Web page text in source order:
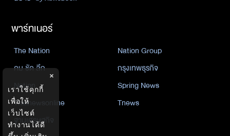
พาร์ทเนอร์
The Nation
Nation Group
คม ชัด ลึก
กรุงเทพธุรกิจ
Nation
Spring News
Thainewsonline
Tnews
ฐานเศรษฐกิจ
×
เราใช้คุกกี้
เพื่อให้
เว็บไซต์
ทำงานได้ดี